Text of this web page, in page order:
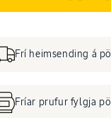
Frí heimsending á
Fríar prufur fylgja